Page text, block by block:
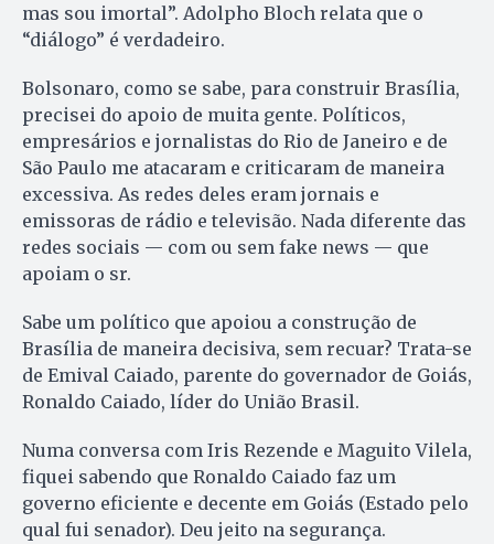
mas sou imortal”. Adolpho Bloch relata que o
“diálogo” é verdadeiro.
Bolsonaro, como se sabe, para construir Brasília,
precisei do apoio de muita gente. Políticos,
empresários e jornalistas do Rio de Janeiro e de
São Paulo me atacaram e criticaram de maneira
excessiva. As redes deles eram jornais e
emissoras de rádio e televisão. Nada diferente das
redes sociais — com ou sem fake news — que
apoiam o sr.
Sabe um político que apoiou a construção de
Brasília de maneira decisiva, sem recuar? Trata-se
de Emival Caiado, parente do governador de Goiás,
Ronaldo Caiado, líder do União Brasil.
Numa conversa com Iris Rezende e Maguito Vilela,
fiquei sabendo que Ronaldo Caiado faz um
governo eficiente e decente em Goiás (Estado pelo
qual fui senador). Deu jeito na segurança.